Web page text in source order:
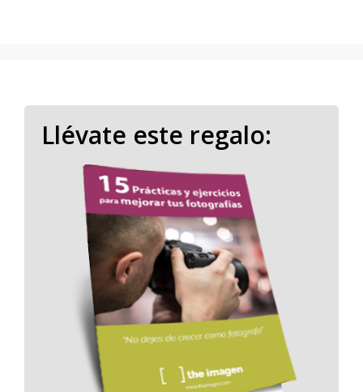
Llévate este regalo: